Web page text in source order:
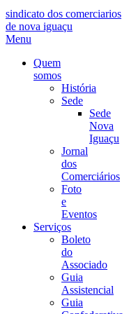
sindicato dos comerciarios
de nova iguaçu
Menu
Quem
somos
História
Sede
Sede
Nova
Iguaçu
Jornal
dos
Comerciários
Foto
e
Eventos
Serviços
Boleto
do
Associado
Guia
Assistencial
Guia